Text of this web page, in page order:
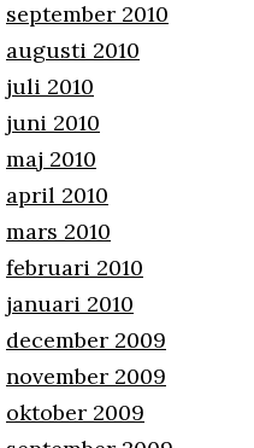
september 2010
augusti 2010
juli 2010
juni 2010
maj 2010
april 2010
mars 2010
februari 2010
januari 2010
december 2009
november 2009
oktober 2009